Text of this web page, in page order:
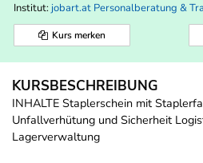
Institut: jobart.at Personalberatung &
Kurs merken
KURSBESCHREIBUNG
INHALTE Staplerschein mit
Unfallverhütung und Sicherheit
Lagerverwaltung